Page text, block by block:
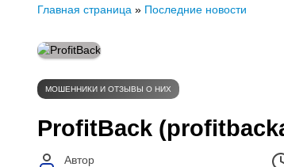
Главная страница » Последние новости
МОШЕННИКИ И ОТЗЫВЫ О НИХ
ProfitBack
Автор